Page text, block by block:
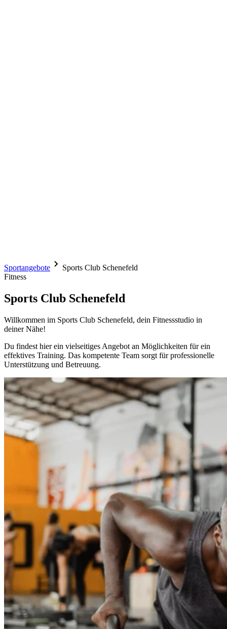
Sportangebote
Sports Club Schenefeld
Fitness
Sports Club Schenefeld
Willkommen im Sports Club Schenefeld, dein Fitnessstudio in
deiner Nähe!
Du findest hier ein vielseitiges Angebot an Möglichkeiten für ein
effektives Training. Das kompetente Team sorgt für professionelle
Unterstützung und Betreuung.